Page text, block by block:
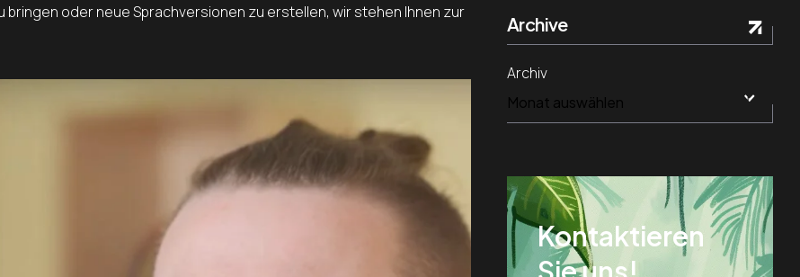
oder neue Sprachversionen zu erstellen, wir stehen Ihnen zur
Archive
Archiv
Kontaktieren